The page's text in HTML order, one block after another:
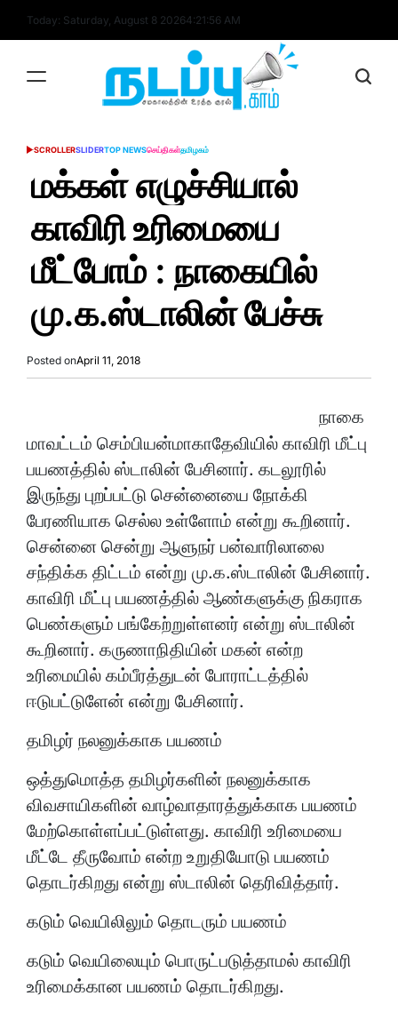
Today: Saturday, August 8 20264:21:56 AM
POSTED
SCROLLERSLIDERTOP NEWSசெய்திகள்தமிழகம்
மக்கள் எழுச்சியால்
காவிரி உரிமையை
மீட்போம் : நாகையில்
மு.க.ஸ்டாலின் பேச்சு
Posted onApril 11, 2018
நாகை
மாவட்டம் செம்பியன்மாகாதேவியில் காவிரி மீட்பு
பயணத்தில் ஸ்டாலின் பேசினார். கடலூரில்
இருந்து புறப்பட்டு சென்னையை நோக்கி
பேரணியாக செல்ல உள்ளோம் என்று கூறினார்.
சென்னை சென்று ஆளுநர் பன்வாரிலாலை
சந்திக்க திட்டம் என்று மு.க.ஸ்டாலின் பேசினார்.
காவிரி மீட்பு பயணத்தில் ஆண்களுக்கு நிகராக
பெண்களும் பங்கேற்றுள்ளனர் என்று ஸ்டாலின்
கூறினார். கருணாநிதியின் மகன் என்ற
உரிமையில் கம்பீரத்துடன் போராட்டத்தில்
ஈடுபட்டுளேன் என்று பேசினார்.
தமிழர் நலனுக்காக பயணம்
ஒத்துமொத்த தமிழர்களின் நலனுக்காக
விவசாயிகளின் வாழ்வாதாரத்துக்காக பயணம்
மேற்கொள்ளப்பட்டுள்ளது. காவிரி உரிமையை
மீட்டே தீருவோம் என்ற உறுதியோடு பயணம்
தொடர்கிறது என்று ஸ்டாலின் தெரிவித்தார்.
கடும் வெயிலிலும் தொடரும் பயணம்
கடும் வெயிலையும் பொருட்படுத்தாமல் காவிரி
உரிமைக்கான பயணம் தொடர்கிறது.